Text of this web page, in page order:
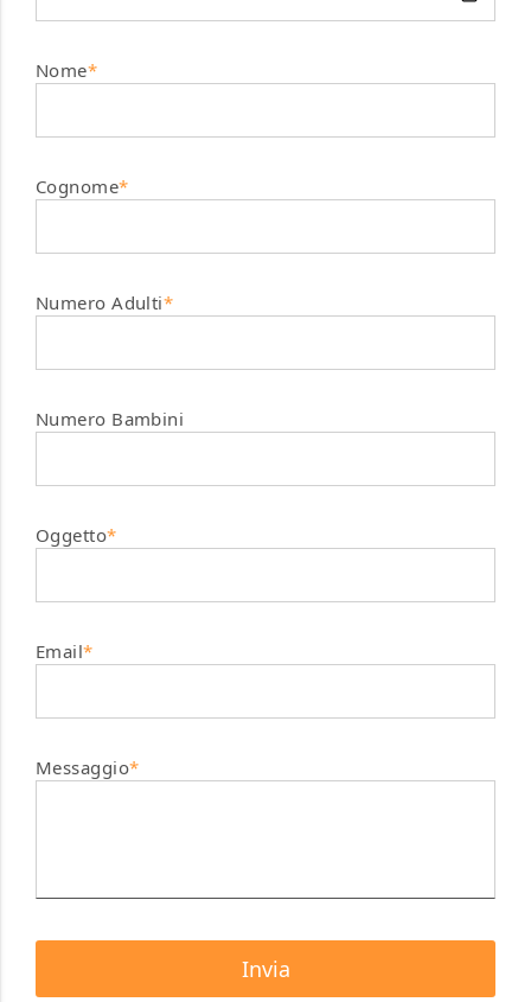
Nome*
Cognome*
Numero Adulti*
Numero Bambini
Oggetto*
Email*
Messaggio*